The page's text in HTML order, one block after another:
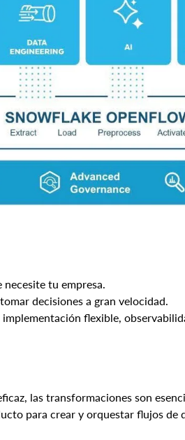
tu empresa.
decisiones a gran velocidad.
flexible,
las transformaciones son
para crear y orquestar flujos